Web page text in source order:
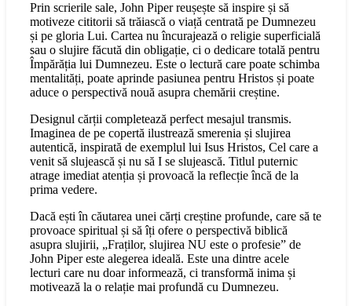
Prin scrierile sale, John Piper reușește să inspire și să
motiveze cititorii să trăiască o viață centrată pe Dumnezeu
și pe gloria Lui. Cartea nu încurajează o religie superficială
sau o slujire făcută din obligație, ci o dedicare totală pentru
Împărăția lui Dumnezeu. Este o lectură care poate schimba
mentalități, poate aprinde pasiunea pentru Hristos și poate
aduce o perspectivă nouă asupra chemării creștine.
Designul cărții completează perfect mesajul transmis.
Imaginea de pe copertă ilustrează smerenia și slujirea
autentică, inspirată de exemplul lui Isus Hristos, Cel care a
venit să slujească și nu să I se slujească. Titlul puternic
atrage imediat atenția și provoacă la reflecție încă de la
prima vedere.
Dacă ești în căutarea unei cărți creștine profunde, care să te
provoace spiritual și să îți ofere o perspectivă biblică
asupra slujirii, „Fraților, slujirea NU este o profesie” de
John Piper este alegerea ideală. Este una dintre acele
lecturi care nu doar informează, ci transformă inima și
motivează la o relație mai profundă cu Dumnezeu.